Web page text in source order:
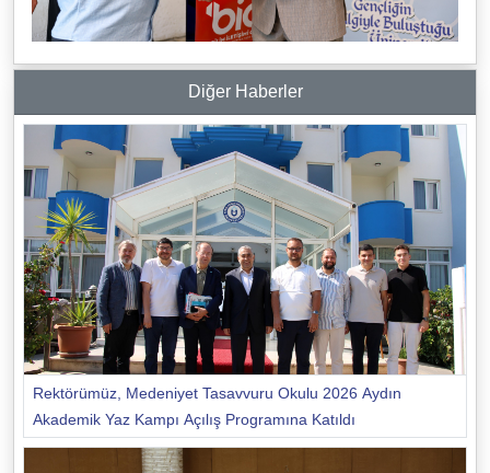
Diğer Haberler
Rektörümüz, Medeniyet Tasavvuru Okulu 2026 Aydın
Akademik Yaz Kampı Açılış Programına Katıldı